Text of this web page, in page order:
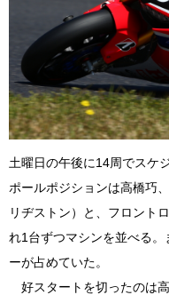
土曜日の午後に14周でスケ
ポールポジションは高橋巧
リヂストン）と、フロント
れ1台ずつマシンを並べる
ーが占めていた。
好スタートを切ったのは